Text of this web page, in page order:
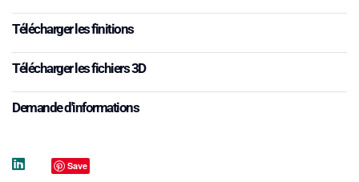
Télécharger les finitions
Télécharger les fichiers 3D
Demande d'informations
Save